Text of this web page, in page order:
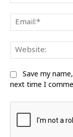
Save my
next time I